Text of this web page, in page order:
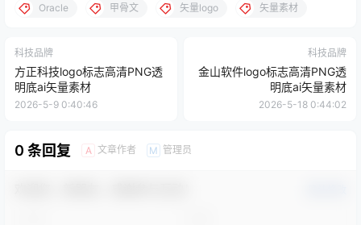
Oracle 甲骨文 矢量logo 矢量素材
科技品牌
方正科技logo标志高清PNG透
明底ai矢量素材
2026-5-9 0:40:46
科技品牌
金山软件logo标志高清PNG透
明底ai矢量素材
2026-5-18 0:44:02
0 条回复 A 文章作者 M 管理员